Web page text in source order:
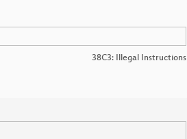
38C3: Illegal Instructions